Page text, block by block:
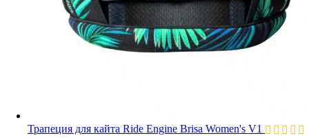
Трапеция для кайта Ride Engine Brisa Women's V1